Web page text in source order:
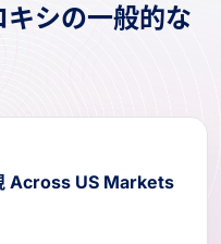
シの一般的な
Across US Markets